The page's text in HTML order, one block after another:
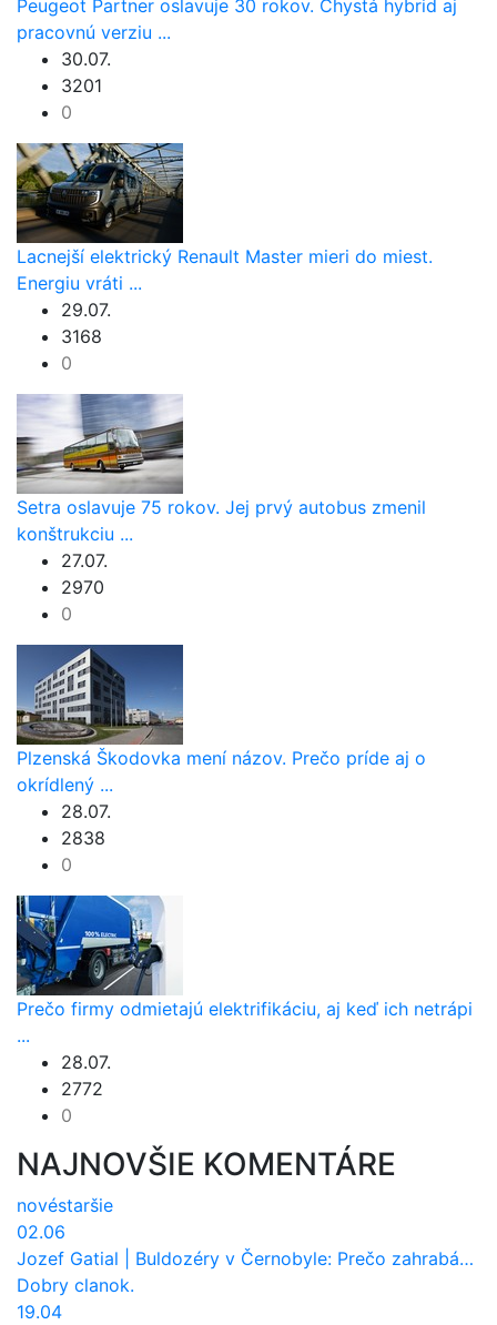
Peugeot Partner oslavuje 30 rokov. Chystá hybrid aj
pracovnú verziu ...
30.07.
3201
0
Lacnejší elektrický Renault Master mieri do miest.
Energiu vráti ...
29.07.
3168
0
Setra oslavuje 75 rokov. Jej prvý autobus zmenil
konštrukciu ...
27.07.
2970
0
Plzenská Škodovka mení názov. Prečo príde aj o
okrídlený ...
28.07.
2838
0
Prečo firmy odmietajú elektrifikáciu, aj keď ich netrápi
...
28.07.
2772
0
NAJNOVŠIE KOMENTÁRE
novéstaršie
02.06
Jozef Gatial
Buldozéry v Černobyle: Prečo zahrabávali Červený les pod zem?
Dobry clanok.
19.04